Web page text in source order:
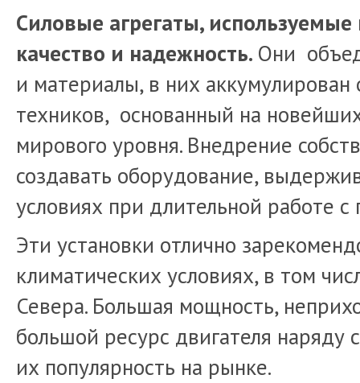
Силовые агрегаты, используемые
качество и надежность. Они
и материалы, в них
техников, основанный на
мирового уровня. Внедрение
создавать оборудование,
условиях при длительной работе с
Эти установки отлично
климатических условиях, в том
Севера. Большая мощность,
большой ресурс двигателя наряду
их популярность на рынке.